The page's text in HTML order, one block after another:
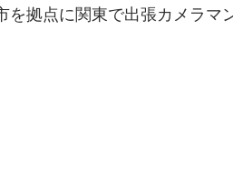
を拠点に関東で出張カメラマ